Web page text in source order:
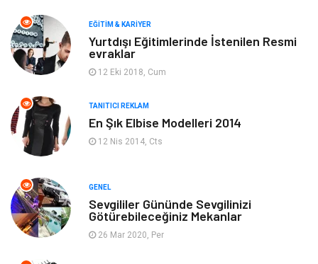
Makine
Elektronik
Giyim
Ev Dekorasyon Organizasyon
Anne & Çocuk Genel Kültür
Ev İşleri
EĞITIM & KARIYER
Yurtdışı Eğitimlerinde İstenilen Resmi
evraklar
12 Eki 2018, Cum
TANITICI REKLAM
En Şık Elbise Modelleri 2014
12 Nis 2014, Cts
GENEL
Sevgililer Gününde Sevgilinizi
Götürebileceğiniz Mekanlar
26 Mar 2020, Per